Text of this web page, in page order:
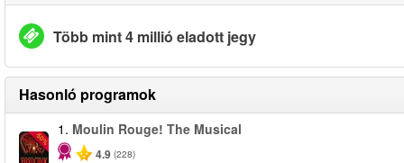
Több mint 4 millió eladott jegy
Hasonló programok
-50%
1. Moulin Rouge! The Musical
4.9 (228)